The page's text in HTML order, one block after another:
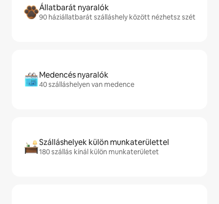
Állatbarát nyaralók
90 háziállatbarát szálláshely között nézhetsz szét
Medencés nyaralók
40 szálláshelyen van medence
Szálláshelyek külön munkaterülettel
180 szállás kínál külön munkaterületet